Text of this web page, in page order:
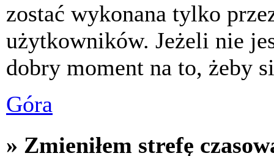
zostać wykonana tylko
użytkowników. Jeżeli nie
dobry moment na to, żeby
Góra
» Zmieniłem strefę